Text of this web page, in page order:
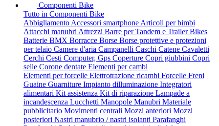
Componenti Bike
Tutto in Componenti Bike
Abbigliamento Accessori smartphone Articoli per bimbi
Attacchi manubri Attrezzi Barre per Tandem e Trailer Bikes
Batterie BMX Borracce Borse Borse protettive e protezioni
per telaio Camere d'aria Campanelli Caschi Catene Cavaletti
Cerchi Cesti Computer, Gps Coperture Copri giubbini Copri
selle Corone dentate Elementi per cambi
Elementi per forcelle Elettrotrazione ricambi Forcelle Freni
Guaine Guarniture Impianto dilluminazione Integratori
alimentari Kit assistenza Kit di riparazione Lampade a
incandescenza Lucchetti Manopole Manubri Materiale
pubblicitario Movimenti centrali Mozzi anteriori Mozzi
posteriori Nastri manubrio / nastri isolanti Parafanghi